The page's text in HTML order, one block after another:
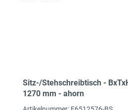
Sitz-/Stehschreibtisch -
1270 mm - ahorn